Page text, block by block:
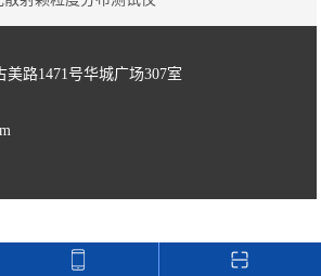
路1471号华城广场307室